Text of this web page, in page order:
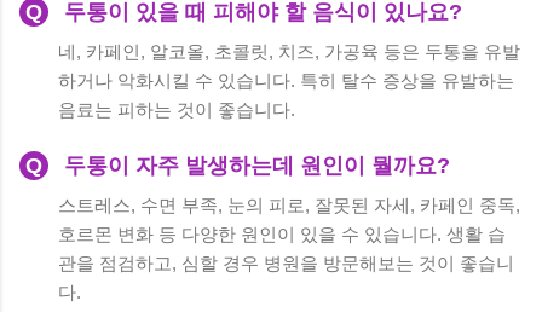
Q 두통이 있을 때 피해야 할 음식이 있나요?
네, 카페인, 알코올, 초콜릿, 치즈, 가공육 등은 두통을 유발
하거나 악화시킬 수 있습니다. 특히 탈수 증상을 유발하는
음료는 피하는 것이 좋습니다.
Q 두통이 자주 발생하는데 원인이 뭘까요?
스트레스, 수면 부족, 눈의 피로, 잘못된 자세, 카페인 중독,
호르몬 변화 등 다양한 원인이 있을 수 있습니다. 생활 습
관을 점검하고, 심할 경우 병원을 방문해보는 것이 좋습니
다.